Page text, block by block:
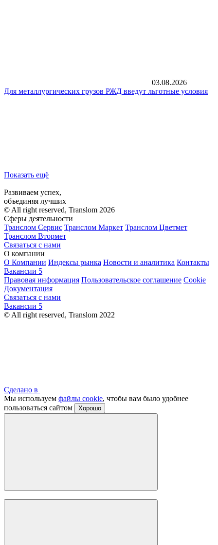
03.08.2026
Для металлургических грузов РЖД введут льготные условия
Показать ещё
Развиваем успех,
объединяя лучших
© All right reserved, Translom 2026
Сферы деятельности
Транслом Сервис Транслом Маркет Транслом Цветмет
Транслом Втормет
Связаться с нами
О компании
О Компании Индексы рынка Новости и аналитика Контакты
Вакансии 5
Правовая информация Пользовательское соглашение Cookie
Документация
Связаться с нами
Вакансии 5
© All right reserved, Translom 2022
Сделано в
Мы используем файлы cookie, чтобы вам было удобнее
пользоваться сайтом
Хорошо